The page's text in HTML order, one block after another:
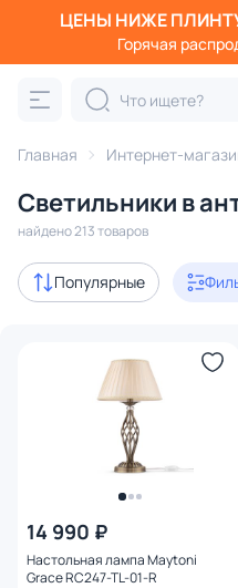
ЦЕНЫ НИЖЕ
Горячая
Главная Интернет-
Светильники в
найдено 213 товаров
Популярные
14 990 ₽
Настольная лампа Maytoni
Grace RC247-TL-01-R
Категория:
Люстры Подвесные
Акции 18
В наличии
Цвет